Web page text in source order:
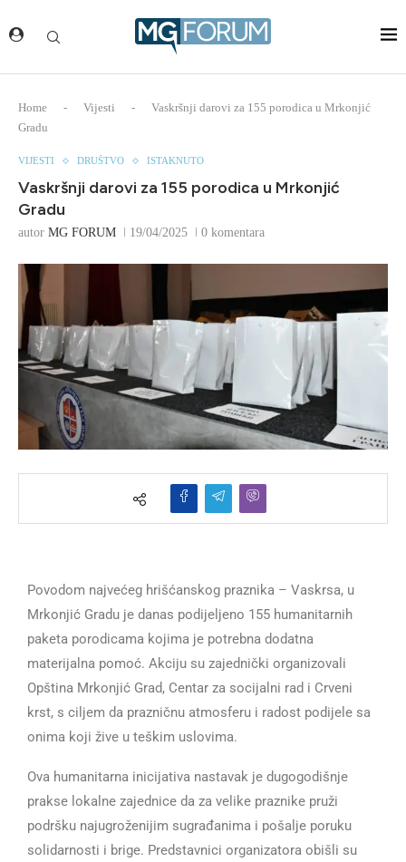
Home - Vijesti -
Vaskršnji darovi za 155 porodica u Mrkonjić
Gradu
VIJESTI DRUŠTVO ISTAKNUTO
Vaskršnji darovi za 155 porodica u Mrkonjić
Gradu
autor MG FORUM 19/04/2025 0 komentara
Povodom najvećeg hrišćanskog praznika – Vaskrsa, u
Mrkonjić Gradu je danas podijeljeno 155 humanitarnih
paketa porodicama kojima je potrebna dodatna
materijalna pomoć. Akciju su zajednički organizovali
Opština Mrkonjić Grad, Centar za socijalni rad i Crveni
krst, s ciljem da prazničnu atmosferu i radost podijele sa
onima koji žive u teškim uslovima.
Ova humanitarna inicijativa nastavak je dugogodišnje
prakse lokalne zajednice da za velike praznike pruži
podršku najugroženijim sugrađanima i pošalje poruku
solidarnosti i brige. Predstavnici organizatora obišli su